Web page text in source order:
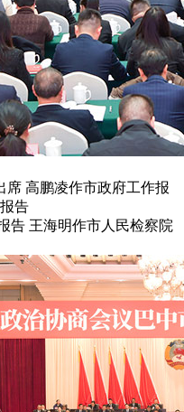
席 高鹏凌作市政府工作报
告
告 王海明作市人民检察院